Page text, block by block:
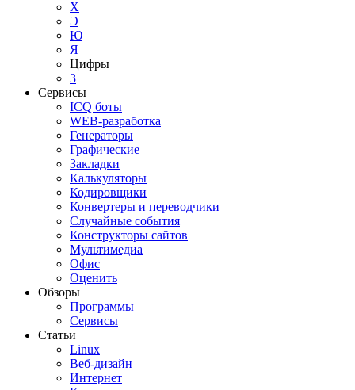
Х
Э
Ю
Я
Цифры
3
Сервисы
ICQ боты
WEB-разработка
Генераторы
Графические
Закладки
Калькуляторы
Кодировщики
Конвертеры и переводчики
Случайные события
Конструкторы сайтов
Мультимедиа
Офис
Оценить
Обзоры
Программы
Сервисы
Статьи
Linux
Веб-дизайн
Интернет